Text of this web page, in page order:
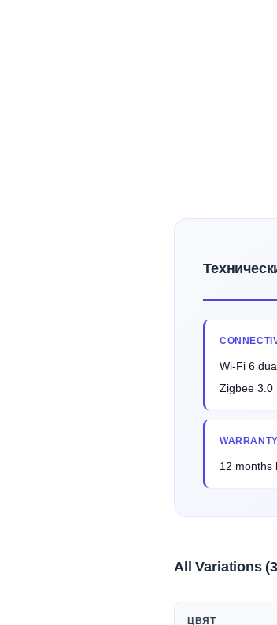
Wi-Fi 6
Zigbee 3.0
WARRANTY
12 months
All Variations
ЦВЯТ